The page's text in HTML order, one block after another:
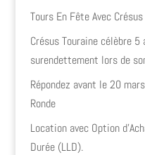
Tours En Fête Avec
Crésus Touraine célèbre 5
surendettement lors de
Répondez avant le 20
Ronde
Location avec Option
Durée (LLD).